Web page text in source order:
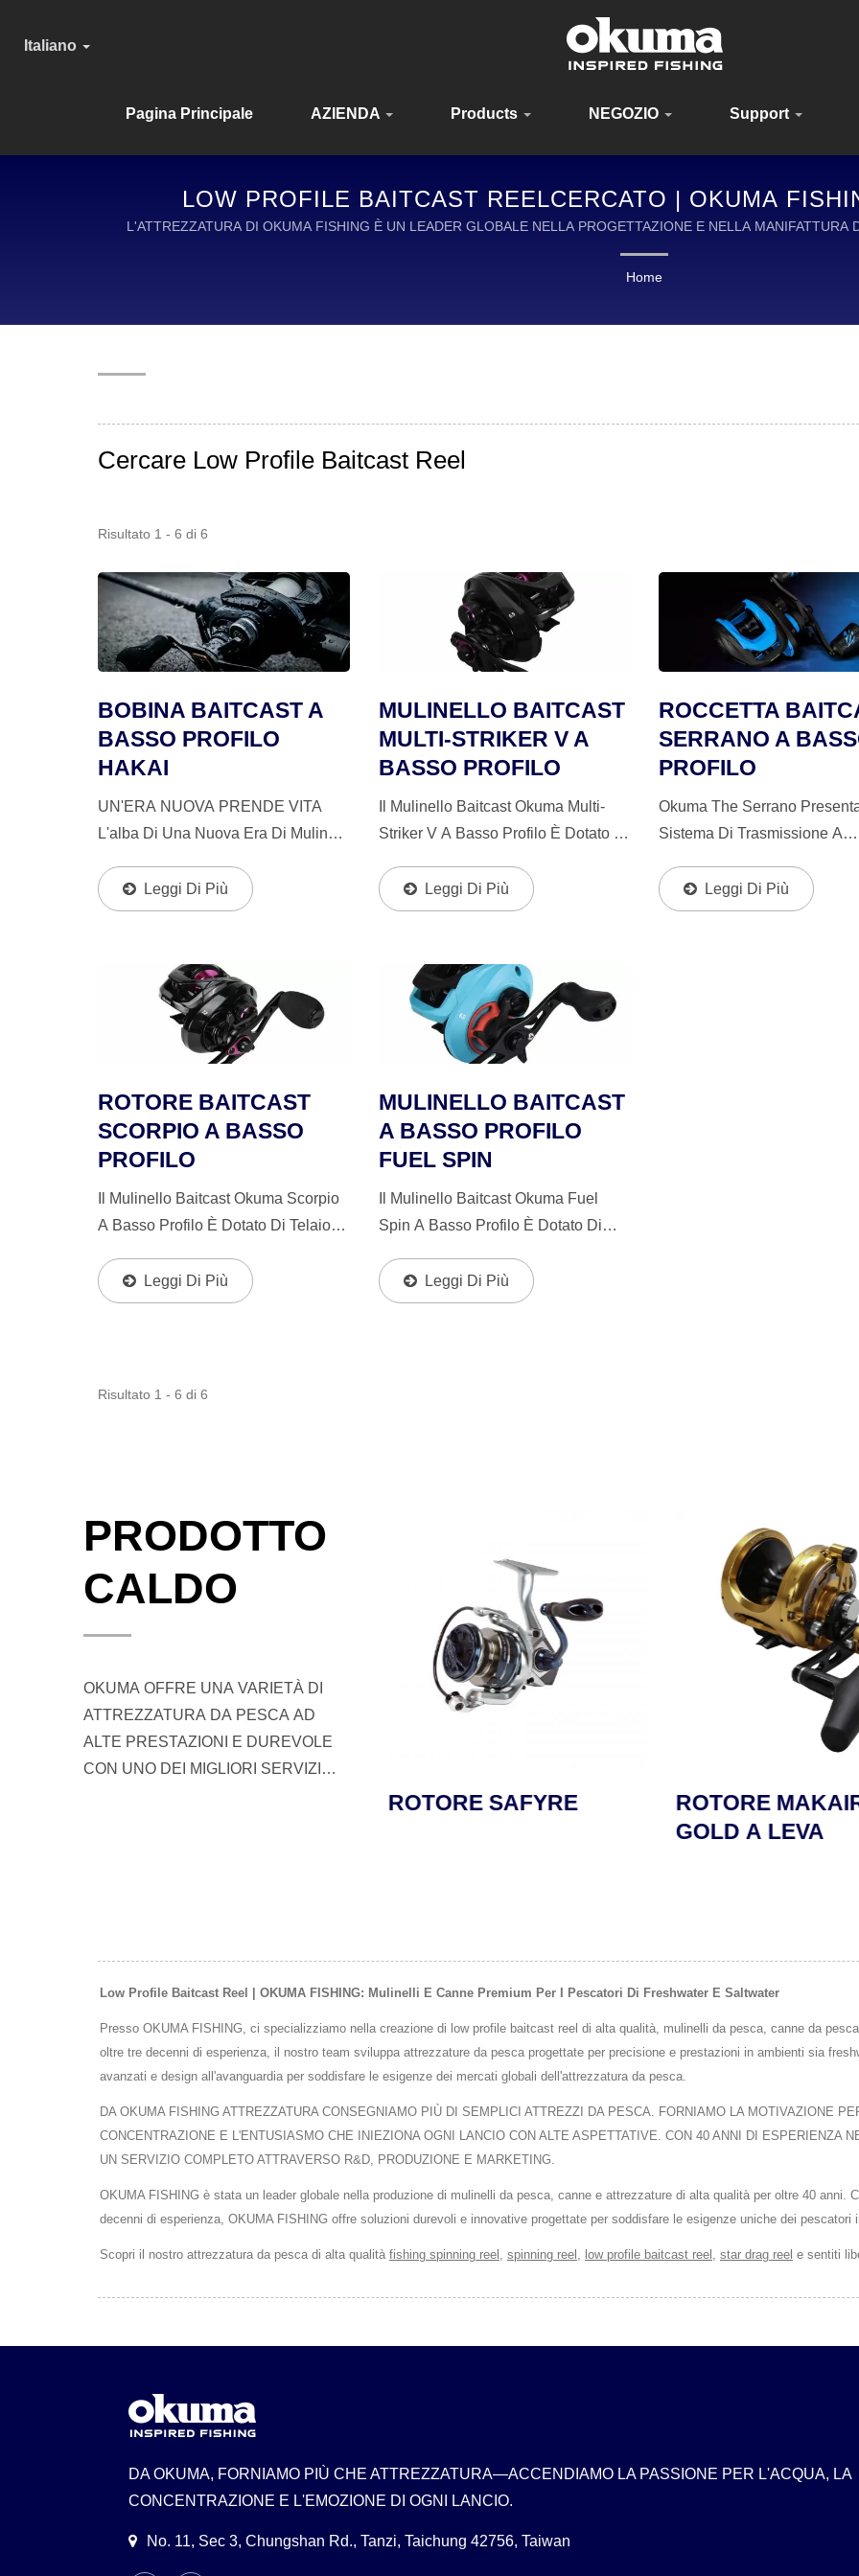
Pagina Principale AZIENDA Products NEGOZIO Support
Italiano
LOW PROFILE BAITCAST REELCERCATO | OKUMA
L'ATTREZZATURA DI OKUMA FISHING È UN LEADER GLOBALE NELLA PROGETTAZIONE E NELLA MANIFATTURA
Home
Cercare Low Profile Baitcast Reel
Risultato 1 - 6 di 6
BOBINA BAITCAST A
BASSO PROFILO
HAKAI
UN'ERA NUOVA PRENDE VITA
L'alba Di Una Nuova Era Di Mulinelli
L'Hakai È Il Mulinello Più Avanzato
Che Il Segmento Abbia Mai Visto,
Leggerezza,...
Leggi Di Più
MULINELLO BAITCAST
MULTI-STRIKER V A
BASSO PROFILO
Il Mulinello Baitcast Okuma Multi-
Striker V A Basso Profilo È Dotato Di
Telaio Rigido E Resistente Alla
Corrosione E Struttura Della Piastra
Leggi Di Più
ROCCETTA
SERRANO A
PROFILO
Okuma The Serrano
Sistema Di Trasmissione A
6BB + 1RB Di Precisione Per
Lunghi E Fluidi, E Il
Leggi Di Più
ROTORE BAITCAST
SCORPIO A BASSO
PROFILO
Il Mulinello Baitcast Okuma Scorpio
A Basso Profilo È Dotato Di Telaio E
Alla Corrosione E Bobina In
Alluminio Lavorato A6061-T6.
Leggi Di Più
MULINELLO BAITCAST
A BASSO PROFILO
FUEL SPIN
Il Mulinello Baitcast Okuma Fuel
Spin A Basso Profilo È Dotato Di
Resistente Alla Corrosione E Bobina
In Alluminio Lavorato A6061-T6.
Leggi Di Più
Risultato 1 - 6 di 6
PRODOTTO
CALDO
OKUMA OFFRE UNA VARIETÀ DI
ATTREZZATURA DA PESCA AD
ALTE PRESTAZIONI E DUREVOLE
CON UNO DEI MIGLIORI SERVIZI
ROTORE SAFYRE
ROTORE
GOLD A LEVA
Low Profile Baitcast Reel | OKUMA FISHING: Mulinelli E Canne Premium Per I Pescatori Di Freshwater E Saltwater
Presso OKUMA FISHING, ci specializziamo nella creazione di low profile baitcast reel di alta qualità, mulinelli da pesca, canne da
oltre tre decenni di esperienza, il nostro team sviluppa attrezzature da pesca progettate per precisione e prestazioni in ambienti sia
avanzati e design all'avanguardia per soddisfare le esigenze dei mercati globali dell'attrezzatura da pesca.
DA OKUMA FISHING ATTREZZATURA CONSEGNIAMO PIÙ DI SEMPLICI ATTREZZI DA PESCA. FORNIAMO LA MOTIVAZIONE
CONCENTRAZIONE E L'ENTUSIASMO CHE INIEZIONA OGNI LANCIO CON ALTE ASPETTATIVE. CON 40 ANNI DI ESPERIENZA
UN SERVIZIO COMPLETO ATTRAVERSO R&D, PRODUZIONE E MARKETING.
OKUMA FISHING è stata un leader globale nella produzione di mulinelli da pesca, canne e attrezzature di alta qualità per oltre 40 anni.
decenni di esperienza, OKUMA FISHING offre soluzioni durevoli e innovative progettate per soddisfare le esigenze uniche dei pescatori
Scopri il nostro attrezzatura da pesca di alta qualità fishing spinning reel spinning reel low profile baitcast reel star drag reel e sentiti
DA OKUMA, FORNIAMO PIÙ CHE ATTREZZATURA—ACCENDIAMO LA PASSIONE PER L'ACQUA, LA
CONCENTRAZIONE E L'EMOZIONE DI OGNI LANCIO.
No. 11, Sec 3, Chungshan Rd., Tanzi, Taichung 42756, Taiwan